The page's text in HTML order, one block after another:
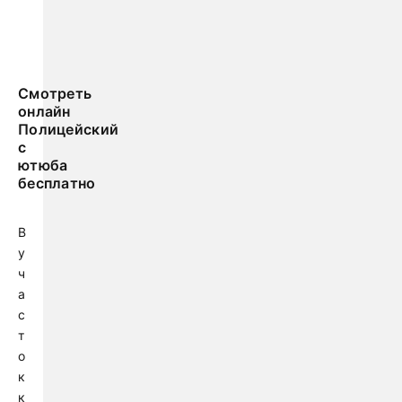
Смотреть
онлайн
Полицейский
с
ютюба
бесплатно
В
у
ч
а
с
т
о
к
к